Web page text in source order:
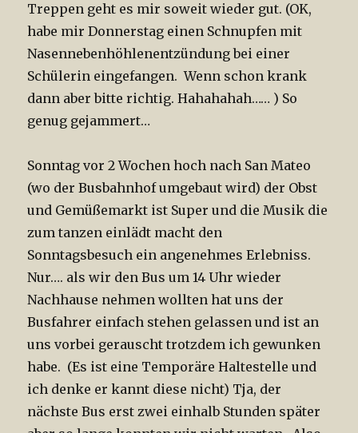
Treppen geht es mir soweit wieder gut. (OK,
habe mir Donnerstag einen Schnupfen mit
Nasennebenhöhlenentzündung bei einer
Schülerin eingefangen. Wenn schon krank
dann aber bitte richtig. Hahahahah…… ) So
genug gejammert…
Sonntag vor 2 Wochen hoch nach San Mateo
(wo der Busbahnhof umgebaut wird) der Obst
und Gemüßemarkt ist Super und die Musik die
zum tanzen einlädt macht den
Sonntagsbesuch ein angenehmes Erlebniss.
Nur…. als wir den Bus um 14 Uhr wieder
Nachhause nehmen wollten hat uns der
Busfahrer einfach stehen gelassen und ist an
uns vorbei gerauscht trotzdem ich gewunken
habe. (Es ist eine Temporäre Haltestelle und
ich denke er kannt diese nicht) Tja, der
nächste Bus erst zwei einhalb Stunden später